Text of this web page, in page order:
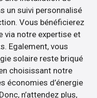
un suivi personnalisé
Vous bénéficierez
via notre expertise et
Egalement, vous
solaire reste briqué
choisissant notre
économies d’énergie
n’attendez plus,